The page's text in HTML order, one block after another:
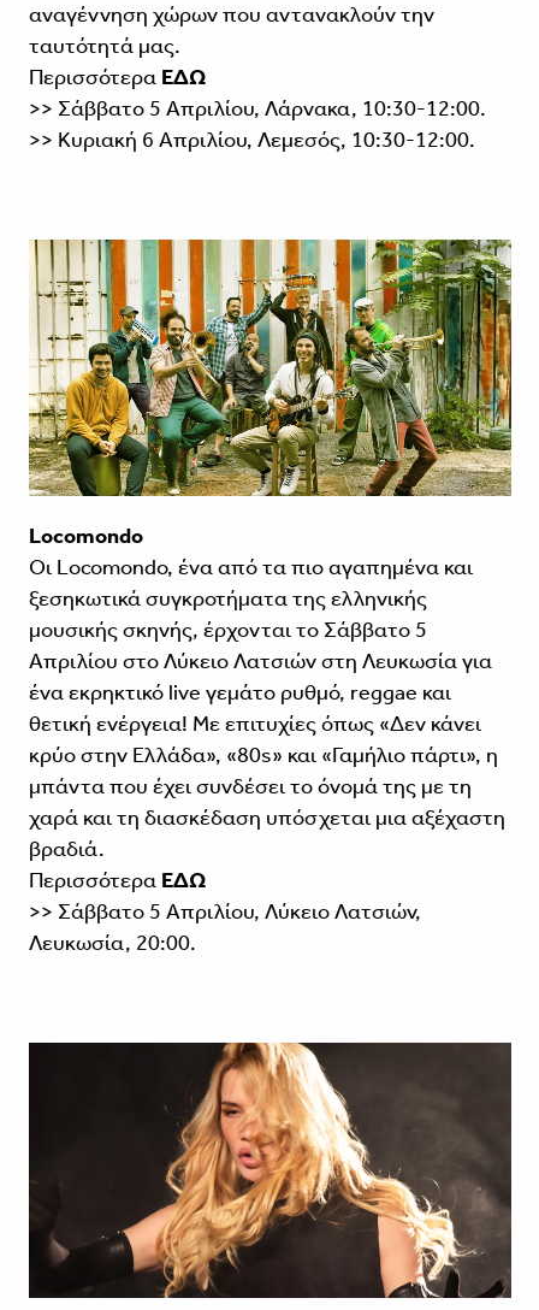
αναγέννηση χώρων που αντανακλούν την
ταυτότητά μας.
Περισσότερα ΕΔΩ
>> Σάββατο 5 Απριλίου, Λάρνακα, 10:30-12:00.
>> Κυριακή 6 Απριλίου, Λεμεσός, 10:30-12:00.
Locomondο
Οι Locomondo, ένα από τα πιο αγαπημένα και
ξεσηκωτικά συγκροτήματα της ελληνικής
μουσικής σκηνής, έρχονται το Σάββατο 5
Απριλίου στο Λύκειο Λατσιών στη Λευκωσία για
ένα εκρηκτικό live γεμάτο ρυθμό, reggae και
θετική ενέργεια! Με επιτυχίες όπως «Δεν κάνει
κρύο στην Ελλάδα», «80s» και «Γαμήλιο πάρτι», η
μπάντα που έχει συνδέσει το όνομά της με τη
χαρά και τη διασκέδαση υπόσχεται μια αξέχαστη
βραδιά.
Περισσότερα ΕΔΩ
>> Σάββατο 5 Απριλίου, Λύκειο Λατσιών,
Λευκωσία, 20:00.